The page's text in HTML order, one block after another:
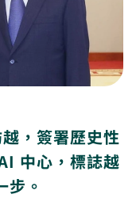
，簽署歷史性
中心，標誌越
步。